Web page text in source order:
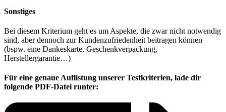
Sonstiges
Bei diesem Kriterium geht es um Aspekte, die zwar nicht notwendig
sind, aber dennoch zur Kundenzufriedenheit beitragen können
(bspw. eine Dankeskarte, Geschenkverpackung,
Herstellergarantie…)
Für eine genaue Auflistung unserer Testkriterien, lade dir
folgende PDF-Datei runter: